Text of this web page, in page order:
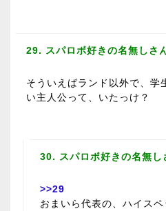
29. スパロボ好きの名無しさ
そういえばランド以外で、学
い主人公って、いたっけ？
30. スパロボ好きの名無し
>>29
おまいら代表の、ハイス